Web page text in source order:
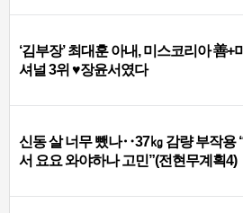
‘김부장’ 최대훈 아내, 미스코리아 善+
셔널 3위 ♥장윤서였다
신동 살 너무 뺐나‥37㎏ 감량 부작용
서 요요 와야하나 고민”(전현무계획4)